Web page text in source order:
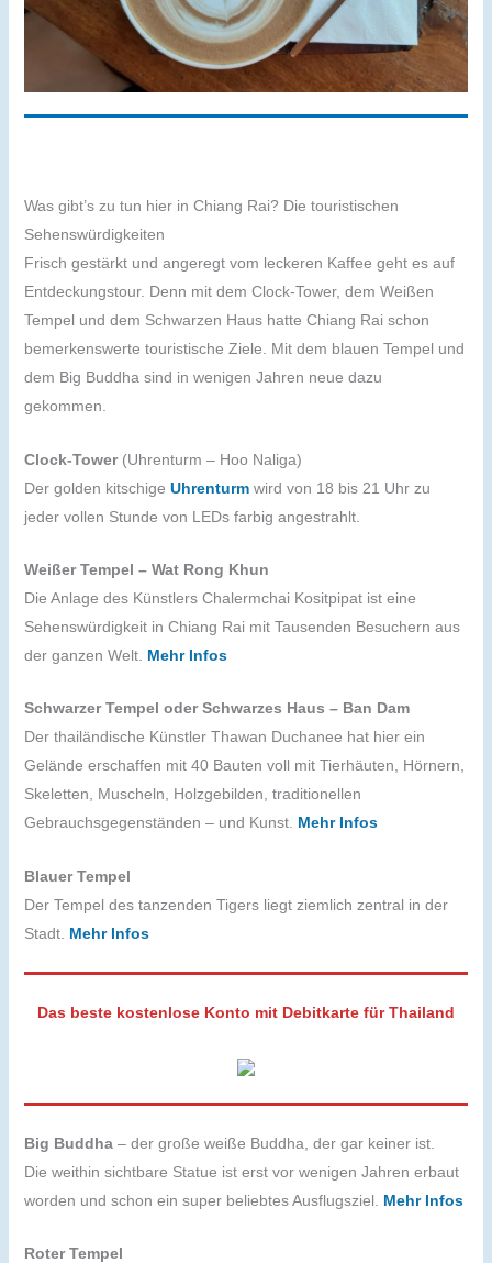
Was gibt’s zu tun hier in Chiang Rai? Die touristischen
Sehenswürdigkeiten
Frisch gestärkt und angeregt vom leckeren Kaffee geht es auf
Entdeckungstour. Denn mit dem Clock-Tower, dem Weißen
Tempel und dem Schwarzen Haus hatte Chiang Rai schon
bemerkenswerte touristische Ziele. Mit dem blauen Tempel und
dem Big Buddha sind in wenigen Jahren neue dazu
gekommen.
Clock-Tower(Uhrenturm – Hoo Naliga)
Der golden kitschige Uhrenturm wird von 18 bis 21 Uhr zu
jeder vollen Stunde von LEDs farbig angestrahlt.
Weißer Tempel – Wat Rong Khun
Die Anlage des Künstlers Chalermchai Kositpipat ist eine
Sehenswürdigkeit in Chiang Rai mit Tausenden Besuchern aus
der ganzen Welt. Mehr Infos
Schwarzer Tempel oder Schwarzes Haus – Ban Dam
Der thailändische Künstler Thawan Duchanee hat hier ein
Gelände erschaffen mit 40 Bauten voll mit Tierhäuten, Hörnern,
Skeletten, Muscheln, Holzgebilden, traditionellen
Gebrauchsgegenständen – und Kunst. Mehr Infos
Blauer Tempel
Der Tempel des tanzenden Tigers liegt ziemlich zentral in der
Stadt. Mehr Infos
Das beste kostenlose Konto mit Debitkarte für Thailand
Big Buddha– der große weiße Buddha, der gar keiner ist.
Die weithin sichtbare Statue ist erst vor wenigen Jahren erbaut
worden und schon ein super beliebtes Ausflugsziel. Mehr Infos
Roter Tempel